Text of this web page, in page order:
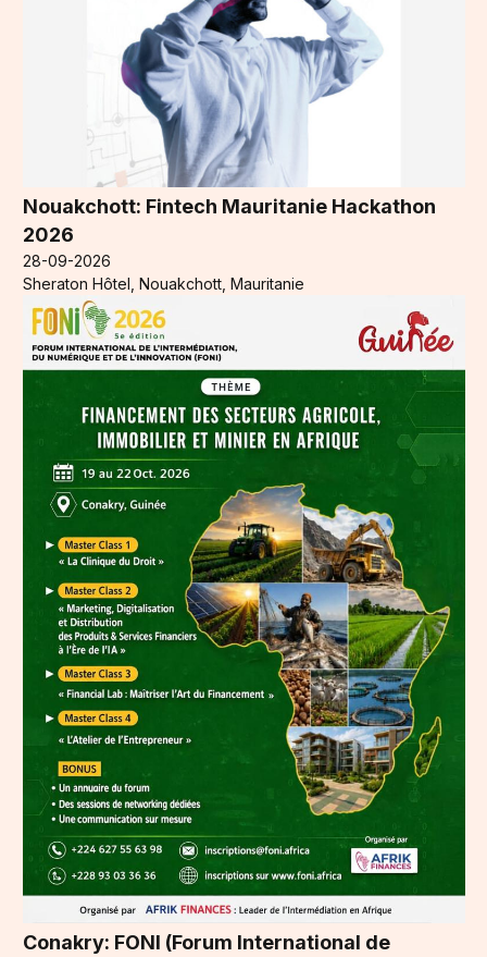
Nouakchott: Fintech Mauritanie Hackathon
2026
28-09-2026
Sheraton Hôtel, Nouakchott, Mauritanie
Conakry: FONI (Forum International de